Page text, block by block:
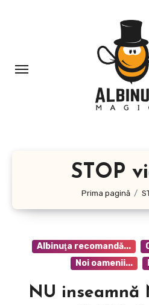
STOP
Prima pagină
Albinuţa recomandă...
Noi oamenii...
NU inseamnă